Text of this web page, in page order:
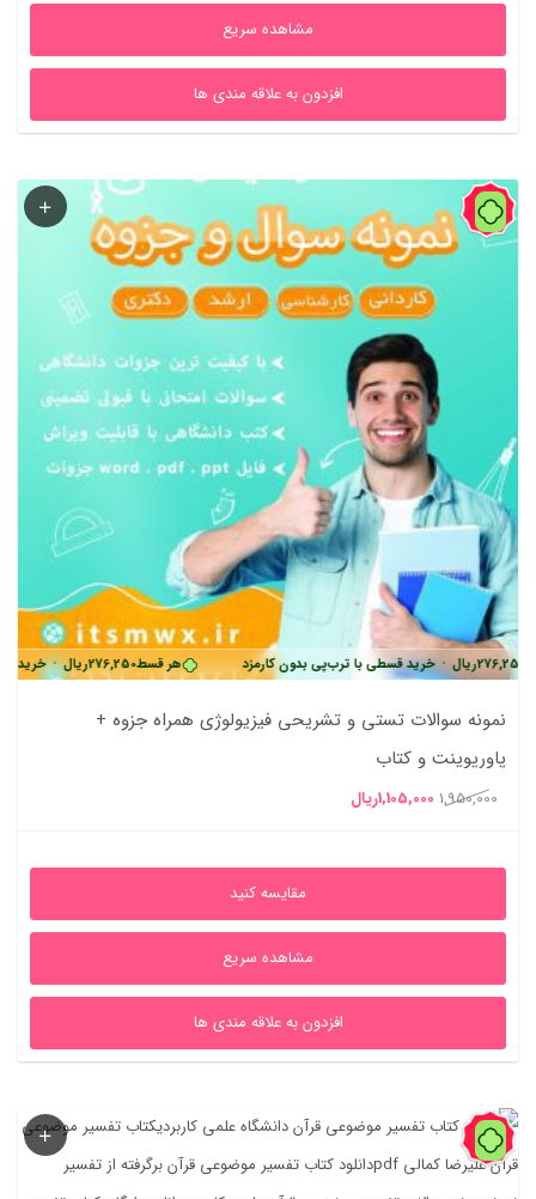
مشاهده سریع
افزدون به علاقه مندی ها
43%
هر قسط276,250ریال • خرید قسطی با • خرید قسطی با ترب‌پی بدون کارمزد
نمونه سوالات تستی و تشریحی فیزیولوژی همراه جزوه +
پاورپوینت و کتاب
1,950,000 قیمت
1,950,000ریال
1,105,000ریال
1,105,000ریال
مقایسه کنید
مشاهده سریع
افزدون به علاقه مندی ها
55%